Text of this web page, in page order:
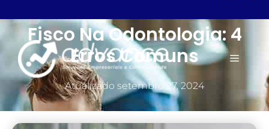
Evite Problemas Com O
Fisco Na Odontologia: 4
Erros Comuns
Atualizado setembro 27, 2024